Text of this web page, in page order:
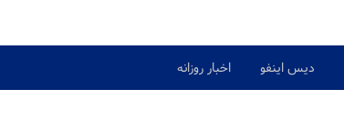
دیس اینفو اخبار روزانه